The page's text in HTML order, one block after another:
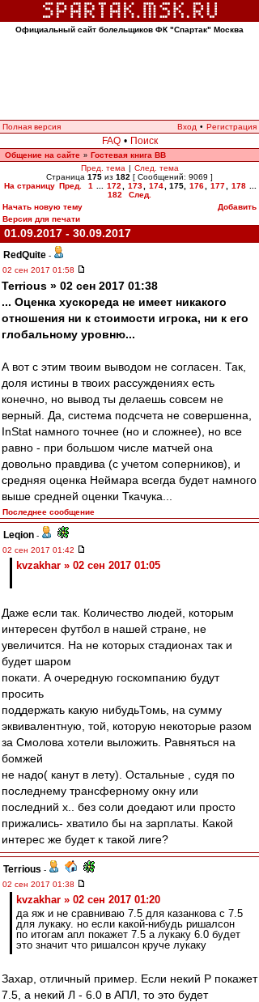
Официальный сайт болельщиков ФК "Спартак" Москва
Полная версия Вход • Регистрация
FAQ • Поиск
Общение на сайте » Гостевая книга ВВ
Пред. тема | След. тема
Страница 175 из 182 [ Сообщений: 9069 ]
На страницу Пред. 1 172 173 174 175, 176 177 178
182
След.
Начать новую тему
Добавить
Версия для печати
01.09.2017 - 30.09.2017
RedQuite -
02 сен 2017 01:58
Terrious » 02 сен 2017 01:38
... Оценка хускореда не имеет никакого
отношения ни к стоимости игрока, ни к его
глобальному уровню...
А вот с этим твоим выводом не согласен. Так,
доля истины в твоих рассуждениях есть
конечно, но вывод ты делаешь совсем не
верный. Да, система подсчета не совершенна,
InStаt намного точнее (но и сложнее), но все
равно - при большом числе матчей она
довольно правдива (с учетом соперников), и
средняя оценка Неймара всегда будет намного
выше средней оценки Ткачука...
Последнее сообщение
Leqion -
02 сен 2017 01:42
kvzakhar » 02 сен 2017 01:05
Даже если так. Количество людей, которым
интересен футбол в нашей стране, не
увеличится. На не которых стадионах так и
будет шаром
покати. А очередную госкомпанию будут
просить
поддержать какую нибудьТомь, на сумму
эквивалентную, той, которую некоторые разом
за Смолова хотели выложить. Равняться на
бомжей
не надо( канут в лету). Остальные , судя по
последнему трансферному окну или
последний х.. без соли доедают или просто
прижались- хватило бы на зарплаты. Какой
интерес же будет к такой лиге?
Terrious -
02 сен 2017 01:38
kvzakhar » 02 сен 2017 01:20
да яж и не сравниваю 7.5 для казанкова с 7.5
для лукаку. но если какой-нибудь ришалсон
по итогам апл покажет 7.5 а лукаку 6.0 будет
это значит что ришалсон круче лукаку
Захар, отличный пример. Если некий Р покажет
7.5, а некий Л - 6.0 в АПЛ, то это будет